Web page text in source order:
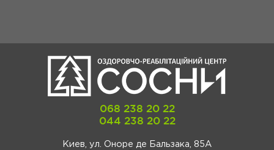
068 238 20 22
044 238 20 22
Киев, ул. Оноре де Бальзака, 85А